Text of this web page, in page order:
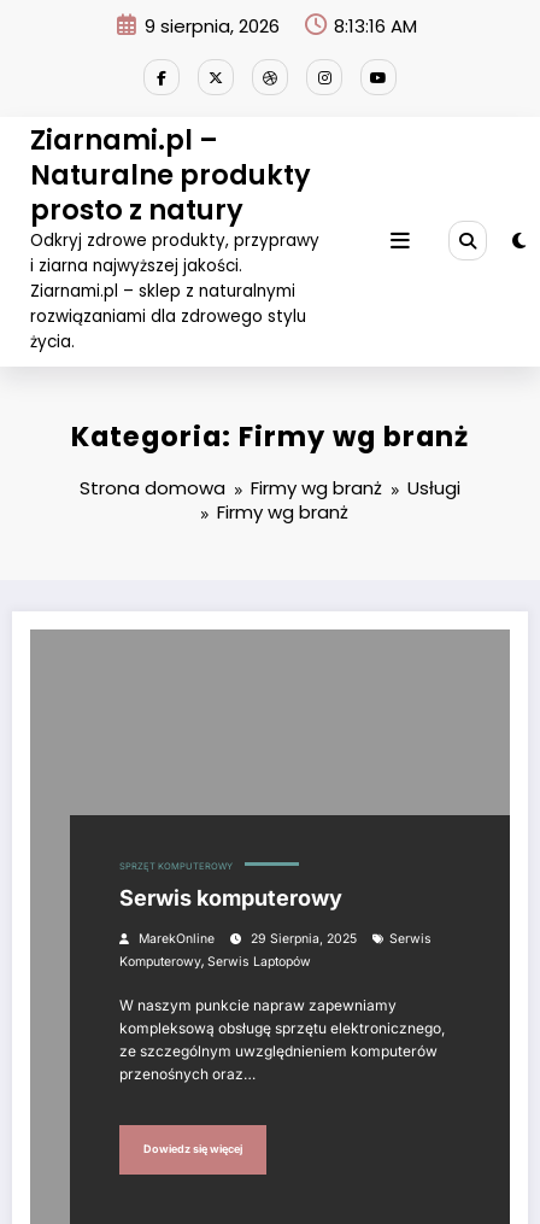
9 sierpnia, 2026 8:13:17 AM
Ziarnami.pl –
Naturalne produkty
prosto z natury
Odkryj zdrowe produkty, przyprawy
i ziarna najwyższej jakości.
Ziarnami.pl – sklep z naturalnymi
rozwiązaniami dla zdrowego stylu
życia.
Kategoria: Firmy wg branż
Strona domowa Firmy wg branż
Usługi
Firmy wg branż
SPRZĘT KOMPUTEROWY
Serwis komputerowy
MarekOnline 29 Sierpnia, 2025
Serwis
Komputerowy, Serwis Laptopów
W naszym punkcie napraw zapewniamy
kompleksową obsługę sprzętu elektronicznego,
ze szczególnym uwzględnieniem komputerów
przenośnych oraz…
Dowiedz się więcej